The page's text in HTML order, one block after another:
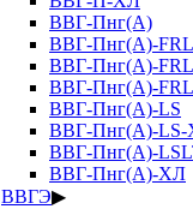
ВВГ-Пнг(А)
ВВГ-Пнг(А)-
ВВГ-Пнг(А)-
ВВГ-Пнг(А)-
ВВГ-Пнг(А)-LS
ВВГ-Пнг(А)-
ВВГ-Пнг(А)-
ВВГ-Пнг(А)-ХЛ
ВВГЭ▶